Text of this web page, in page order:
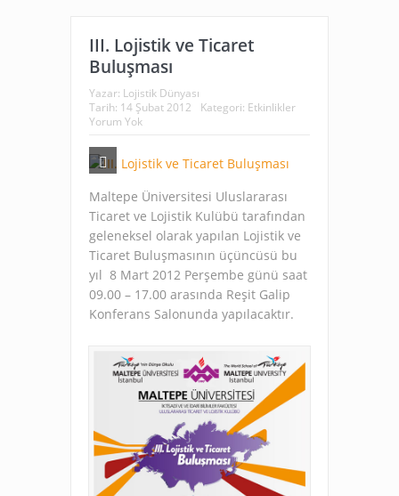
III. Lojistik ve Ticaret
Buluşması
Yazar: Lojistik Dünyası
Tarih: 14 Şubat 2012 Kategori: Etkinlikler
Yorum Yok
Maltepe Üniversitesi Uluslararası
Ticaret ve Lojistik Kulübü tarafından
geleneksel olarak yapılan Lojistik ve
Ticaret Buluşmasının üçüncüsü bu
yıl 8 Mart 2012 Perşembe günü saat
09.00 – 17.00 arasında Reşit Galip
Konferans Salonunda yapılacaktır.